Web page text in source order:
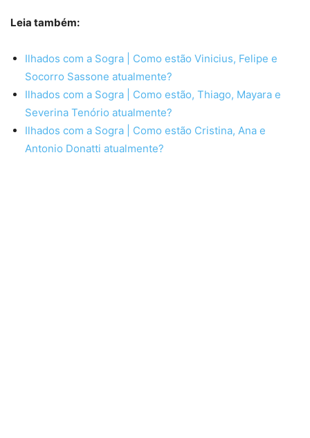
Leia também:
Ilhados com a Sogra | Como estão Vinicius, Felipe e
Socorro Sassone atualmente?
Ilhados com a Sogra | Como estão, Thiago, Mayara e
Severina Tenório atualmente?
Ilhados com a Sogra | Como estão Cristina, Ana e
Antonio Donatti atualmente?